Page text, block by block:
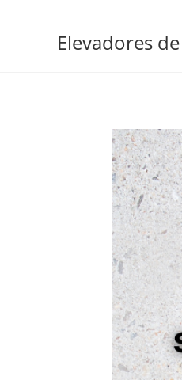
Elevadores